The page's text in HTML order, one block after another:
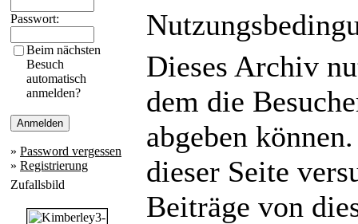
Passwort:
Beim nächsten
Besuch
automatisch
anmelden?
» Password vergessen
» Registrierung
Zufallsbild
Dieses Archiv
dem die
abgeben
dieser Seite
Beiträge von